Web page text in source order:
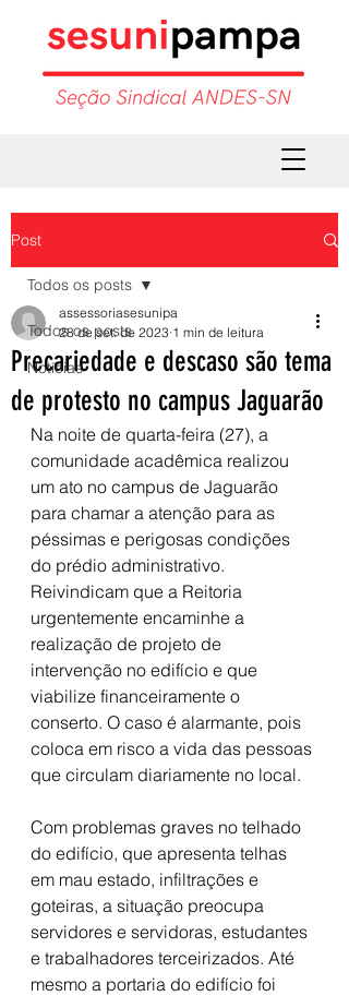
Post
Todos os posts
Notícias
Todos os posts
Precariedade e descaso são tema
de protesto no campus Jaguarão
assessoriasesunipa
28 de set. de 2023 1 min de leitura
Na noite de quarta-feira (27), a
comunidade acadêmica realizou
um ato no campus de Jaguarão
para chamar a atenção para as
péssimas e perigosas condições
do prédio administrativo.
Reivindicam que a Reitoria
urgentemente encaminhe a
realização de projeto de
intervenção no edifício e que
viabilize financeiramente o
conserto. O caso é alarmante, pois
coloca em risco a vida das pessoas
que circulam diariamente no local.
Com problemas graves no telhado
do edifício, que apresenta telhas
em mau estado, infiltrações e
goteiras, a situação preocupa
servidores e servidoras, estudantes
e trabalhadores terceirizados. Até
mesmo a portaria do edifício foi